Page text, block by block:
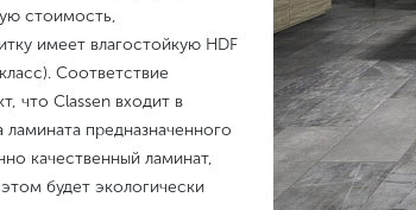
стоимость,
имеет влагостойкую HDF
Соответствие
что Classen входит в
предназначенного
качественный ламинат,
будет экологически